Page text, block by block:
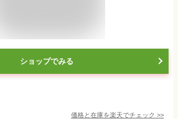
ショップでみる
価格と在庫を楽天でチェック >>